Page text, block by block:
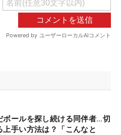
ボールを探し続ける同伴者…切
上手い方法は？「こんなと